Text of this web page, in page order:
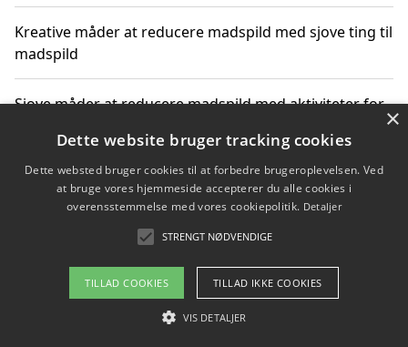
Kreative måder at reducere madspild med sjove ting til
madspild
Sjove måder at reducere madspild med aktiviteter for
Hvor finder jeg nemme måltidskasser i Vejle
Om / kontakt
Blog Betingelser
×
Dette website bruger tracking cookies
Dette websted bruger cookies til at forbedre brugeroplevelsen. Ved
at bruge vores hjemmeside accepterer du alle cookies i
overensstemmelse med vores cookiepolitik. Detaljer
STRENGT NØDVENDIGE
TILLAD COOKIES TILLAD IKKE COOKIES
VIS DETALJER